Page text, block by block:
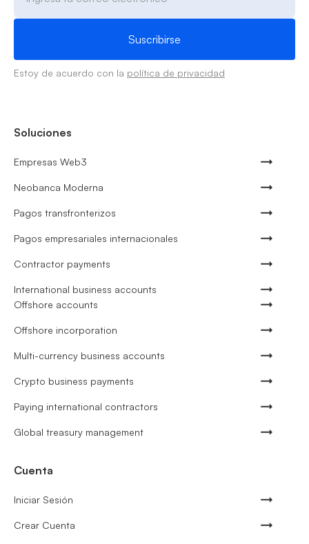
Estoy de acuerdo con la política de privacidad
Soluciones
Empresas Web3
Neobanca Moderna
Pagos transfronterizos
Pagos empresariales internacionales
Contractor payments
International business accounts
Offshore accounts
Offshore incorporation
Multi-currency business accounts
Crypto business payments
Paying international contractors
Global treasury management
Cuenta
Iniciar Sesión
Crear Cuenta